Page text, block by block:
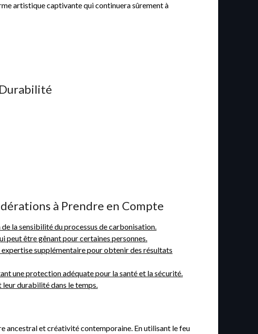
artistique captivante qui continuera sûrement à
à Prendre en Compte
la sensibilité du processus de carbonisation.
peut être gênant pour certaines personnes.
supplémentaire pour obtenir des résultats
une protection adéquate pour la santé et la sécurité.
durabilité dans le temps.
ancestral et créativité contemporaine. En utilisant le feu